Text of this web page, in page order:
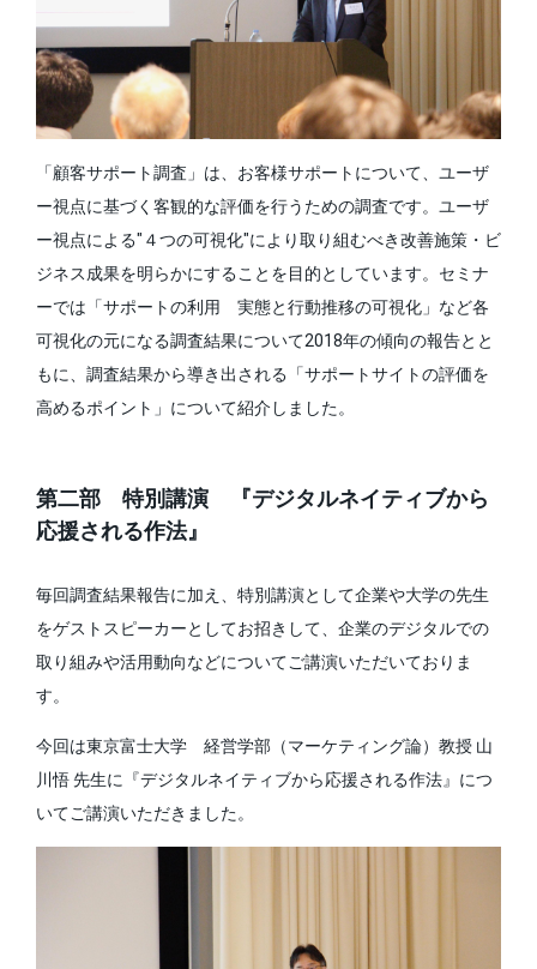
「顧客サポート調査」は、お客様サポートについて、ユーザ
ー視点に基づく客観的な評価を行うための調査です。ユーザ
ー視点による"４つの可視化"により取り組むべき改善施策・ビ
ジネス成果を明らかにすることを目的としています。セミナ
ーでは「サポートの利用 実態と行動推移の可視化」など各
可視化の元になる調査結果について2018年の傾向の報告とと
もに、調査結果から導き出される「サポートサイトの評価を
高めるポイント」について紹介しました。
第二部 特別講演 『デジタルネイティブから
応援される作法』
毎回調査結果報告に加え、特別講演として企業や大学の先生
をゲストスピーカーとしてお招きして、企業のデジタルでの
取り組みや活用動向などについてご講演いただいておりま
す。
今回は東京富士大学 経営学部（マーケティング論）教授 山
川悟 先生に『デジタルネイティブから応援される作法』につ
いてご講演いただきました。